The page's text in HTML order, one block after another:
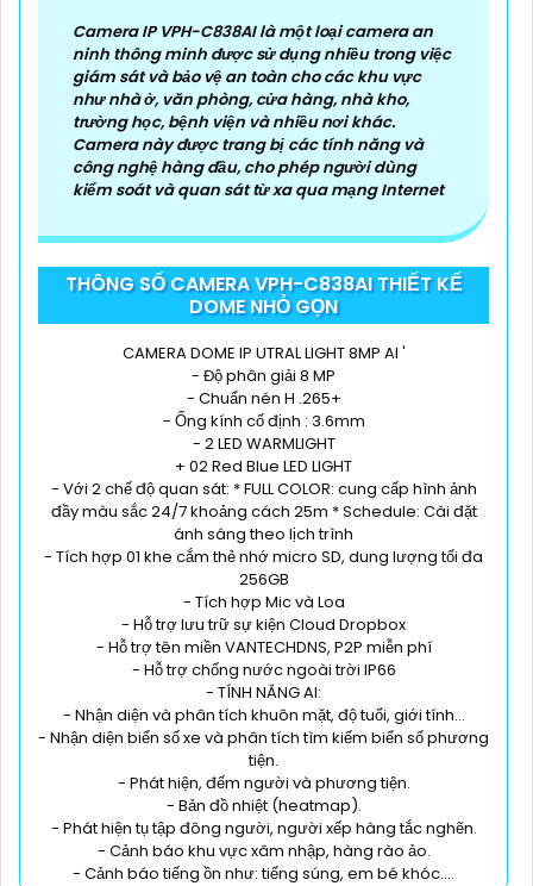
Camera IP VPH-C838AI là một loại camera an
ninh thông minh được sử dụng nhiều trong việc
giám sát và bảo vệ an toàn cho các khu vực
như nhà ở, văn phòng, cửa hàng, nhà kho,
trường học, bệnh viện và nhiều nơi khác.
Camera này được trang bị các tính năng và
công nghệ hàng đầu, cho phép người dùng
kiểm soát và quan sát từ xa qua mạng Internet
THÔNG SỐ CAMERA VPH-C838AI THIẾT KẾ
DOME NHỎ GỌN
CAMERA DOME IP UTRAL LIGHT 8MP AI '
- Độ phân giải 8 MP
- Chuẩn nén H .265+
- Ống kính cố định : 3.6mm
- 2 LED WARMLIGHT
+ 02 Red Blue LED LIGHT
- Với 2 chế độ quan sát: * FULL COLOR: cung cấp hình ảnh
đầy màu sắc 24/7 khoảng cách 25m * Schedule: Cài đặt
ánh sáng theo lịch trình
- Tích hợp 01 khe cắm thẻ nhớ micro SD, dung lượng tối đa
256GB
- Tích hợp Mic và Loa
- Hỗ trợ lưu trữ sự kiện Cloud Dropbox
- Hỗ trợ tên miền VANTECHDNS, P2P miễn phí
- Hỗ trợ chống nước ngoài trời IP66
- TÍNH NĂNG AI:
- Nhận diện và phân tích khuôn mặt, độ tuổi, giới tính...
- Nhận diện biển số xe và phân tích tìm kiếm biển số phương
tiện.
- Phát hiện, đếm người và phương tiện.
- Bản đồ nhiệt (heatmap).
- Phát hiện tụ tập đông người, người xếp hàng tắc nghẽn.
- Cảnh báo khu vực xâm nhập, hàng rào ảo.
- Cảnh báo tiếng ồn như: tiếng súng, em bé khóc….